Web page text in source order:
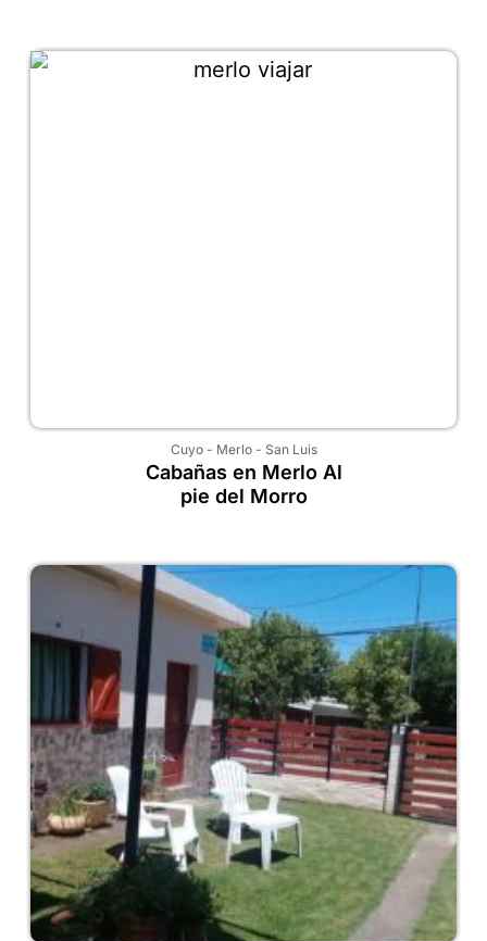
Cuyo- Merlo- San Luis
Cabañas en Merlo Al
pie del Morro